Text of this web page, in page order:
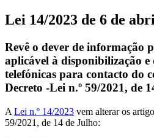
Lei 14/2023 de 6 de
Revê o dever de informação
aplicável à disponibilização
telefónicas para contacto do
Decreto -Lei n.º 59/2021, de
A Lei n.º 14/2023 vem alterar os
59/2021, de 14 de Julho: